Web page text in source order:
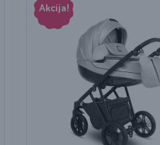
Akcija!